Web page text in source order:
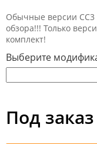
Обычные версии СС3
обзора!!! Только
комплект!
Выберите
Под заказ